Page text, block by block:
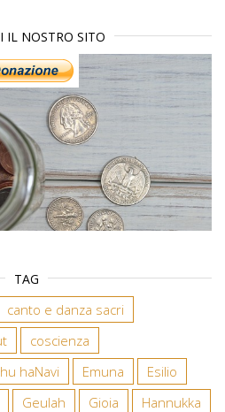
IL NOSTRO SITO
TAG
canto e danza sacri
coscienza
haNavi Emuna
Esilio
Geulah Gioia
Hannukka